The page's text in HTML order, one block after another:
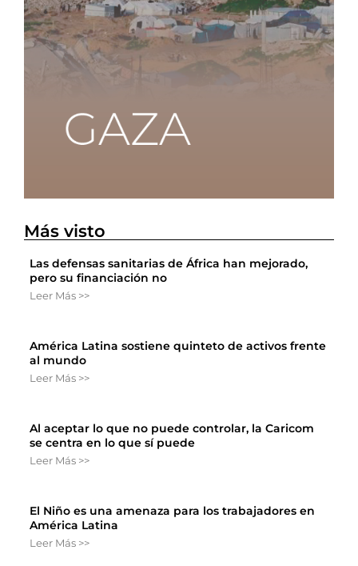
Más visto
Las defensas sanitarias de África han mejorado,
pero su financiación no
Leer Más >>
América Latina sostiene quinteto de activos frente
al mundo
Leer Más >>
Al aceptar lo que no puede controlar, la Caricom
se centra en lo que sí puede
Leer Más >>
El Niño es una amenaza para los trabajadores en
América Latina
Leer Más >>